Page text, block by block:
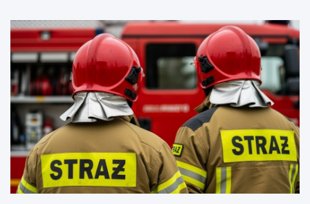
y
ż
s
z
ą
l
c
z
b
ą
a